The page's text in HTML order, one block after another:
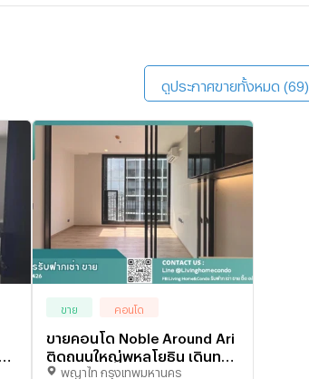
เดินประมาณ 16 นาที
ดูประกาศขายทั้งหมด (69)
ขาย คอนโด
ขายคอนโด Noble Around Ari
ติดถนนใหญ่พหลโยธิน เดินทาง
สะดวก LH-SW002426
พญาไท กรุงเทพมหานคร